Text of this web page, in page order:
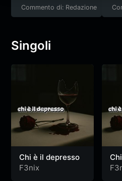
Commento di: Redazione
Singoli
Chi è il depresso
F3nix